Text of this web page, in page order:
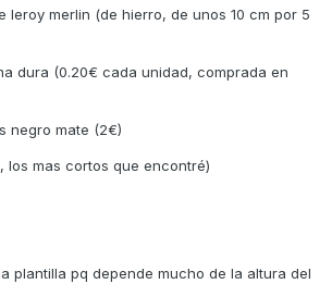
leroy merlin (de hierro, de unos 10 cm por 5
dura (0.20€ cada unidad, comprada en
negro mate (2€)
los mas cortos que encontré)
plantilla pq depende mucho de la altura del